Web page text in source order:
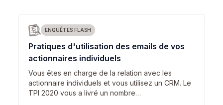
ENQUÊTES FLASH
Pratiques d'utilisation des emails de vos
actionnaires individuels
Vous êtes en charge de la relation avec les
actionnaire individuels et vous utilisez un CRM. Le
TPI 2020 vous a livré un nombre…